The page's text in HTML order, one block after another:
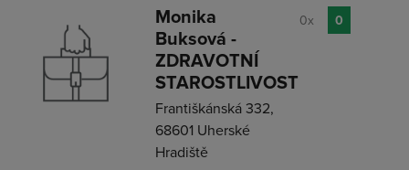
Monika
Buksová -
ZDRAVOTNÍ
STAROSTLIVOST
Františkánská 332,
68601 Uherské
Hradiště
0x 0